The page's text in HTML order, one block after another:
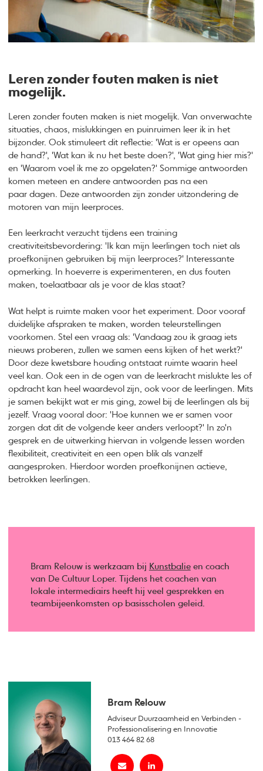
Leren zonder fouten maken is niet
mogelijk.
Leren zonder fouten maken is niet mogelijk. Van onverwachte
situaties, chaos, mislukkingen en puinruimen leer ik in het
bijzonder. Ook stimuleert dit reflectie: 'Wat is er opeens aan
de hand?', 'Wat kan ik nu het beste doen?', 'Wat ging hier mis?'
en 'Waarom voel ik me zo opgelaten?' Sommige antwoorden
komen meteen en andere antwoorden pas na een
paar dagen. Deze antwoorden zijn zonder uitzondering de
motoren van mijn leerproces.
Een leerkracht verzucht tijdens een training
creativiteitsbevordering: 'Ik kan mijn leerlingen toch niet als
proefkonijnen gebruiken bij mijn leerproces?' Interessante
opmerking. In hoeverre is experimenteren, en dus fouten
maken, toelaatbaar als je voor de klas staat?
Wat helpt is ruimte maken voor het experiment. Door vooraf
duidelijke afspraken te maken, worden teleurstellingen
voorkomen. Stel een vraag als: 'Vandaag zou ik graag iets
nieuws proberen, zullen we samen eens kijken of het werkt?'
Door deze kwetsbare houding ontstaat ruimte waarin heel
veel kan. Ook een in de ogen van de leerkracht mislukte les of
opdracht kan heel waardevol zijn, ook voor de leerlingen. Mits
je samen bekijkt wat er mis ging, zowel bij de leerlingen als bij
jezelf. Vraag vooral door: 'Hoe kunnen we er samen voor
zorgen dat dit de volgende keer anders verloopt?' In zo'n
gesprek en de uitwerking hiervan in volgende lessen worden
flexibiliteit, creativiteit en een open blik als vanzelf
aangesproken. Hierdoor worden proefkonijnen actieve,
betrokken leerlingen.
Bram Relouw is werkzaam bij Kunstbalieen coach
van De Cultuur Loper. Tijdens het coachen van
lokale intermediairs heeft hij veel gesprekken en
teambijeenkomsten op basisscholen geleid.
Bram Relouw
Adviseur Duurzaamheid en Verbinden -
Professionalisering en Innovatie
013 464 82 68